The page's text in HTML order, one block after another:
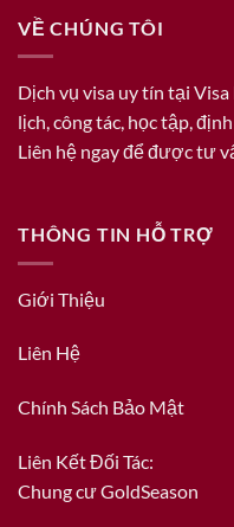
VỀ CHÚNG TÔI
Dịch vụ visa uy tín tại
lịch, công tác, học tập,
Liên hệ ngay để được tư
THÔNG TIN HỖ TRỢ
Giới Thiệu
Liên Hệ
Chính Sách Bảo Mật
Liên Kết Đối Tác:
Chung cư GoldSeason